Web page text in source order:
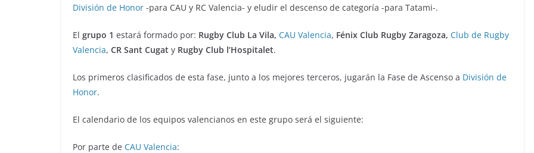
División de Honor -para CAU y RC Valencia- y eludir el descenso de categoría -para Tatami-.
El grupo 1 estará formado por: Rugby Club La Vila, CAU Valencia, Fénix Club Rugby Zaragoza, Club de Rugby
Valencia, CR Sant Cugat y Rugby Club l’Hospitalet.
Los primeros clasificados de esta fase, junto a los mejores terceros, jugarán la Fase de Ascenso a División de
Honor.
El calendario de los equipos valencianos en este grupo será el siguiente:
Por parte de CAU Valencia: